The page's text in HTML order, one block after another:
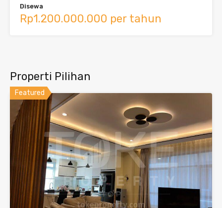
Disewa
Rp1.200.000.000 per tahun
Properti Pilihan
Featured